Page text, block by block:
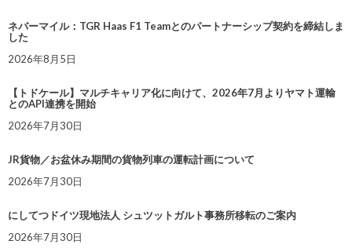
ネバーマイル：TGR Haas F1 Teamとのパートナーシップ契約を締結しま
した
2026年8月5日
【トドケール】マルチキャリア化に向けて、2026年7月よりヤマト運輸
とのAPI連携を開始
2026年7月30日
JR貨物／お盆休み期間の貨物列車の運転計画について
2026年7月30日
にしてつドイツ現地法人 シュツットガルト事務所移転のご案内
2026年7月30日